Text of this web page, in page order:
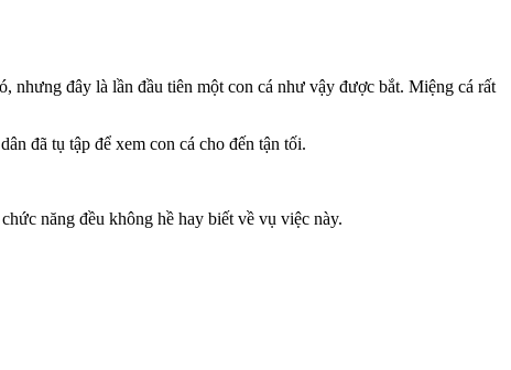
đây là lần đầu tiên một con cá như vậy được bắt. Miệng cá rất
đã tụ tập để xem con cá cho đến tận tối.
năng đều không hề hay biết về vụ việc này.